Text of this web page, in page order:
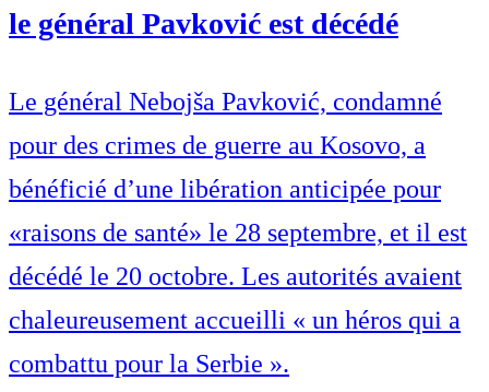
le général Pavković est décédé
Le général Nebojša Pavković, condamné
pour des crimes de guerre au Kosovo, a
bénéficié d’une libération anticipée pour
«raisons de santé» le 28 septembre, et il est
décédé le 20 octobre. Les autorités avaient
chaleureusement accueilli « un héros qui a
combattu pour la Serbie ».